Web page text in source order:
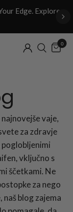
Edge. Explore
0
vaje,
za zdravje
vključno s
ščetkami. Ne
za nego
blog zajema